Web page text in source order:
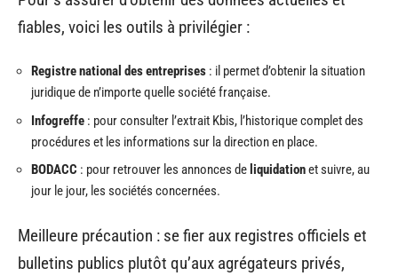
fiables, voici les outils à privilégier :
Registre national des entreprises : il permet d’obtenir la situation
juridique de n’importe quelle société française.
Infogreffe : pour consulter l’extrait Kbis, l’historique complet des
procédures et les informations sur la direction en place.
BODACC : pour retrouver les annonces de liquidationet suivre, au
jour le jour, les sociétés concernées.
Meilleure précaution : se fier aux registres officiels et
bulletins publics plutôt qu’aux agrégateurs privés,